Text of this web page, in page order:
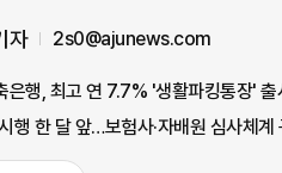
자 2s0@ajunews.com
은행, 최고 연 7.7% '생활파킹통장' 출
행 한 달 앞…보험사·자배원 심사체계